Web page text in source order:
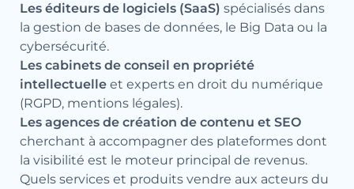
Les éditeurs de logiciels (SaaS) spécialisés dans
la gestion de bases de données, le Big Data ou la
cybersécurité.
Les cabinets de conseil en propriété
intellectuelle et experts en droit du numérique
(RGPD, mentions légales).
Les agences de création de contenu et SEO
cherchant à accompagner des plateformes dont
la visibilité est le moteur principal de revenus.
Quels services et produits vendre aux acteurs du